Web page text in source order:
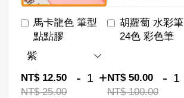
馬卡龍色 筆型
點點膠
NT$ 12.50
NT$ 25.00
- +
胡蘿蔔 水彩筆
24色 彩色筆
NT$ 50.00
NT$ 100.00
-